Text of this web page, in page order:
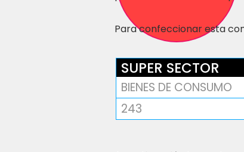
Para confeccionar esta
SUPER SECTOR
BIENES DE CONSUMO
243